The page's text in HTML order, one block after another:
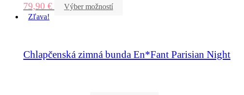
79,90 €
Výber možností
Zľava!
Chlapčenská zimná bunda En*Fant Parisian Night